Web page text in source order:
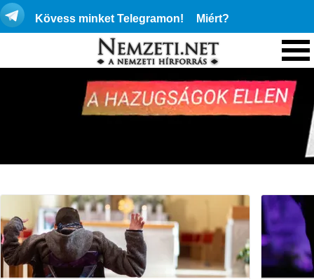
Kövess minket Telegramon! Miért?